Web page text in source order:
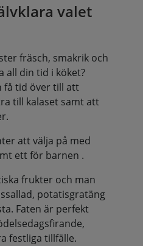
valet
fräsch, smakrik och
all din tid i köket?
få tid över till att
till kalaset samt att
att välja på med
ett för barnen .
frukter och man
potatisgratäng
Faten är perfekt
festliga tillfälle.